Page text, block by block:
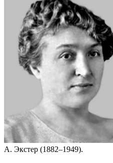
А. Экстер (1882–1949).